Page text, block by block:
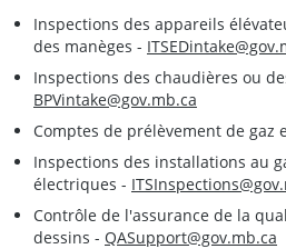
Inspections des appareils
des manèges -
Inspections des chaudières ou
BPVintake@gov.mb.ca
Comptes de prélèvement de gaz
Inspections des installations au
électriques -
Contrôle de l'assurance de la
dessins - QASupport@gov.mb.ca